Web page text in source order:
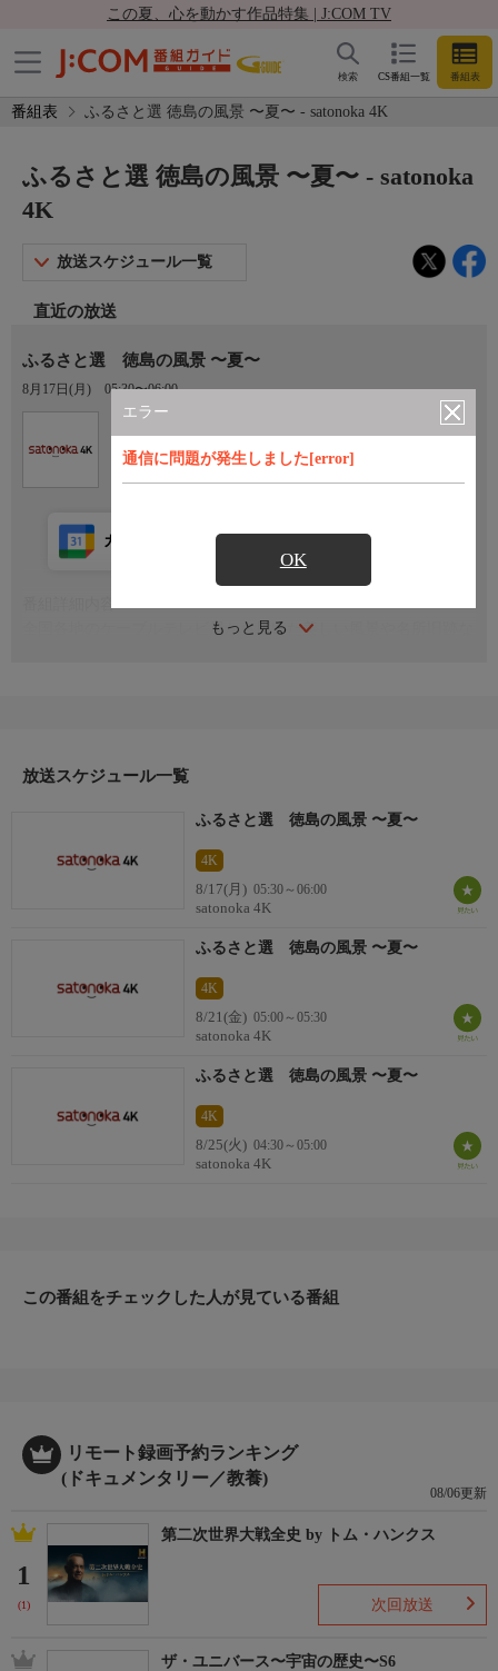
この夏、心を動かす作品特集 | J:COM TV
CS番組一覧 番組表
検索
番組表 ふるさと選 徳島の風景 〜夏〜 - satonoka 4K
エラー
通信に問題が発生しました[error]
OK
ふるさと選 徳島の風景 〜夏〜 - satonoka
4K
放送スケジュール一覧
直近の放送
ふるさと選 徳島の風景 〜夏〜
8月17日(月) 05:30〜06:00
もっと見る
カレンダー登録 アプリ視聴
全国各地のケーブルテレビ局から届いた美しい風景や名所旧跡な
放送スケジュール一覧
ふるさと選 徳島の風景 〜夏〜
4K
8/17(月) 05:30～06:00
satonoka 4K
ふるさと選 徳島の風景 〜夏〜
4K
8/21(金) 05:00～05:30
satonoka 4K
ふるさと選 徳島の風景 〜夏〜
4K
8/25(火) 04:30～05:00
satonoka 4K
この番組をチェックした人が見ている番組
リモート録画予約ランキング
(ドキュメンタリー／教養)
08/06更新
1
(1)
第二次世界大戦全史 by トム・ハンクス
次回放送
ザ・ユニバース〜宇宙の歴史〜S6